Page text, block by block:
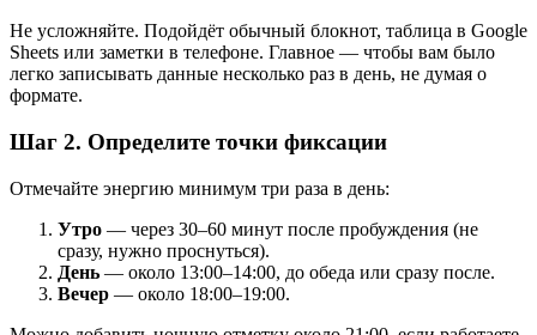
Не усложняйте. Подойдёт обычный блокнот, таблица в Google
Sheets или заметки в телефоне. Главное — чтобы вам было
легко записывать данные несколько раз в день, не думая о
формате.
Шаг 2. Определите точки фиксации
Отмечайте энергию минимум три раза в день:
Утро — через 30–60 минут после пробуждения (не
сразу, нужно проснуться).
День — около 13:00–14:00, до обеда или сразу после.
Вечер — около 18:00–19:00.